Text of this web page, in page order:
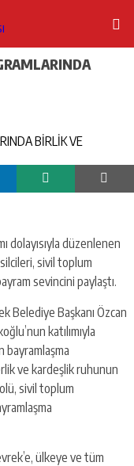
dolayısıyla düzenlenen
sivil toplum
sevincini paylaştı.
Belediye Başkanı Özcan
katılımıyla
bayramlaşma
ve kardeşlik ruhunun
sivil toplum
ülkeye ve tüm